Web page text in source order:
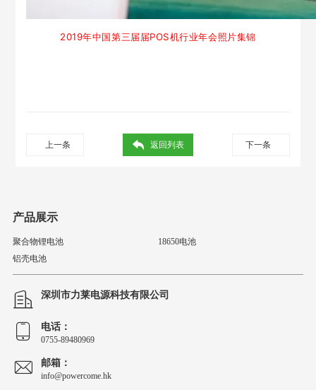
2019年中国第三届届POS机行业年会照片集锦
上一条 下一条
返回列表
产品展示
聚合物锂电池
18650电池
铝壳电池
深圳市力莱电源科技有限公司
电话：
0755-89480969
邮箱：
info@powercome.hk